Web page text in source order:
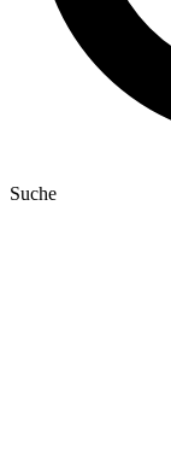
Suche